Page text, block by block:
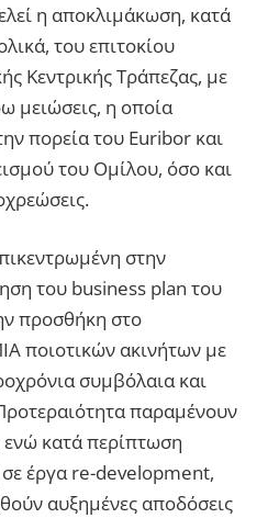
η αποκλιμάκωση, κατά
του επιτοκίου
Κεντρικής Τράπεζας, με
μειώσεις, η οποία
πορεία του Euribor και
του Ομίλου, όσο και
στην
του business plan του
προσθήκη στο
ποιοτικών ακινήτων με
συμβόλαια και
παραμένουν
ενώ κατά περίπτωση
σε έργα re-development,
αυξημένες αποδόσεις